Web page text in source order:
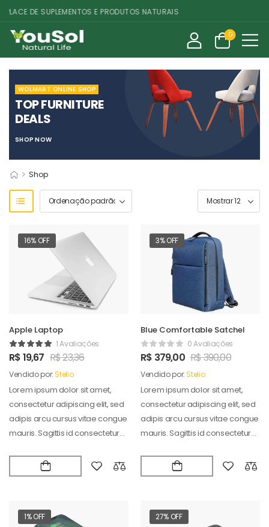
DE SUPLEMENTOS E PRODUTOS NATURAIS
0
WOLMART ONLINE SHOP
TOP FURNITURE
DEALS
SHOP NOW
> Shop
16% OFF
Apple Laptop
1 Avaliações
R$19,67 R$23,36
Vendido por:Stelio
Lorem ipsum dolor sit amet,
consectetur adipiscing elit, sed
adipis arcu cursus vitae congue
mauris. Sagittis id consectetur
3% OFF
Blue Comfortable Satchel
0 Avaliações
R$ 379,00 R$390,00
Vendido por:Stelio
Lorem ipsum dolor sit amet,
consectetur adipiscing elit, sed
adipis arcu cursus vitae congue
mauris. Sagittis id consectetur
1% OFF 27% OFF